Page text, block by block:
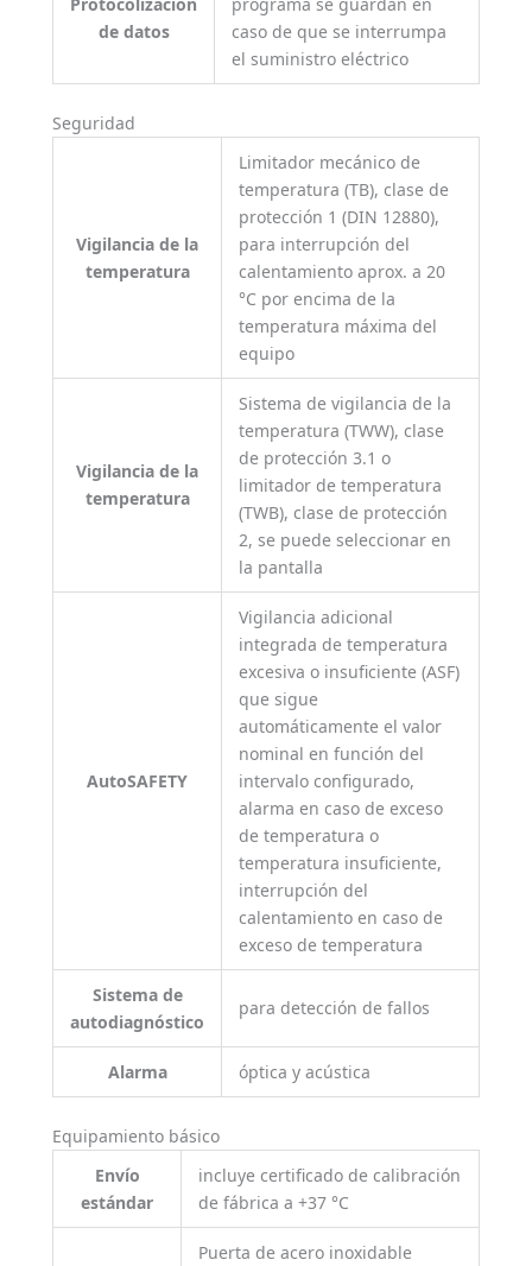
de datos
caso de que se interrumpa
el suministro eléctrico
Seguridad
Vigilancia de la
temperatura
Limitador mecánico de
temperatura (TB), clase de
protección 1 (DIN 12880),
para interrupción del
calentamiento aprox. a 20
°C por encima de la
temperatura máxima del
equipo
Vigilancia de la
temperatura
Sistema de vigilancia de la
temperatura (TWW), clase
de protección 3.1 o
limitador de temperatura
(TWB), clase de protección
2, se puede seleccionar en
la pantalla
AutoSAFETY
Vigilancia adicional
integrada de temperatura
excesiva o insuficiente (ASF)
que sigue
automáticamente el valor
nominal en función del
intervalo configurado,
alarma en caso de exceso
de temperatura o
temperatura insuficiente,
interrupción del
calentamiento en caso de
exceso de temperatura
Sistema de
autodiagnóstico
para detección de fallos
Alarma óptica y acústica
Equipamiento básico
Envío
estándar
incluye certificado de calibración
de fábrica a +37 °C
Puerta de acero inoxidable